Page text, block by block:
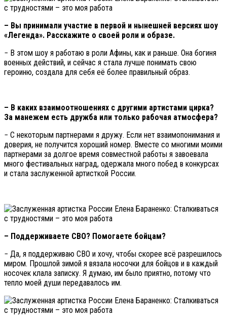
– Вы принимали участие в первой и нынешней версиях шоу
«Легенда». Расскажите о своей роли и образе.
− В этом шоу я работаю в роли Афины, как и раньше. Она богиня
военных действий, и сейчас я стала лучше понимать свою
героиню, создала для себя её более правильный образ.
– В каких взаимоотношениях с другими артистами цирка?
За манежем есть дружба или только рабочая атмосфера?
− С некоторым партнерами я дружу. Если нет взаимопонимания и
доверия, не получится хороший номер. Вместе со многими моими
партнерами за долгое время совместной работы я завоевала
много фестивальных наград, одержала много побед в конкурсах
и стала заслуженной артисткой России.
– Поддерживаете СВО? Помогаете бойцам?
− Да, я поддерживаю СВО и хочу, чтобы скорее всё разрешилось
миром. Прошлой зимой я вязала носочки для бойцов и в каждый
носочек клала записку. Я думаю, им было приятно, потому что
тепло моей души передавалось им.